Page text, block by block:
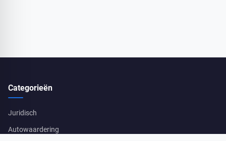
Categorieën
Juridisch
Autowaardering